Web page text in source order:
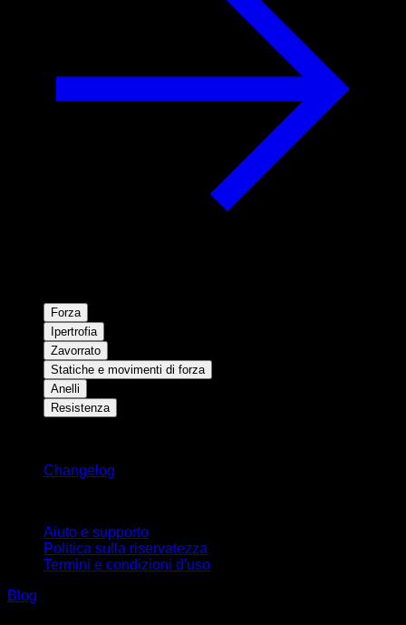
Forza
Ipertrofia
Zavorrato
Statiche e movimenti di forza
Anelli
Resistenza
Changelog
Aiuto e supporto
Politica sulla riservatezza
Termini e condizioni d'uso
Blog